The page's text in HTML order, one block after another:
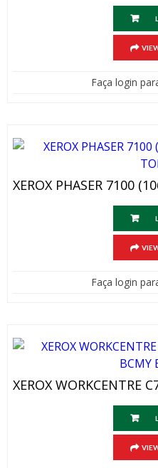
Faça login
Faça login